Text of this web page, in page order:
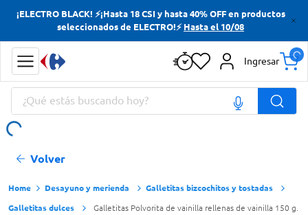
¡ELECTRO BLACK! ⚡¡Hasta 18 CSI y hasta 40% OFF en productos
seleccionados de ELECTRO!⚡ Hasta el 10/08
Ingresar
¿Qué estás buscando hoy?
Volver
Desayuno y merienda
Galletitas bizcochitos y tostadas
Galletitas dulces
Galletitas Polvorita de vainilla rellenas de vainilla 150 g.
Yerba
Cerveza
Doves
Términos más buscados
Yerba
Cerveza
Doves
Papas Fritas